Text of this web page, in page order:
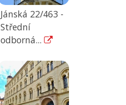
Jánská 22/463 -
Střední
odborná...